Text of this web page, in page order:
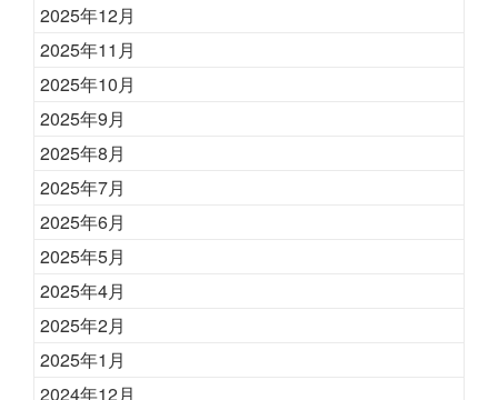
2025年12月
2025年11月
2025年10月
2025年9月
2025年8月
2025年7月
2025年6月
2025年5月
2025年4月
2025年2月
2025年1月
2024年12月